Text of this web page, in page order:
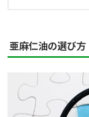
亜麻仁油の選び